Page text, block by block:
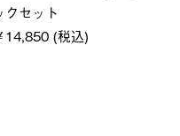
クセット
14,850 (税込)